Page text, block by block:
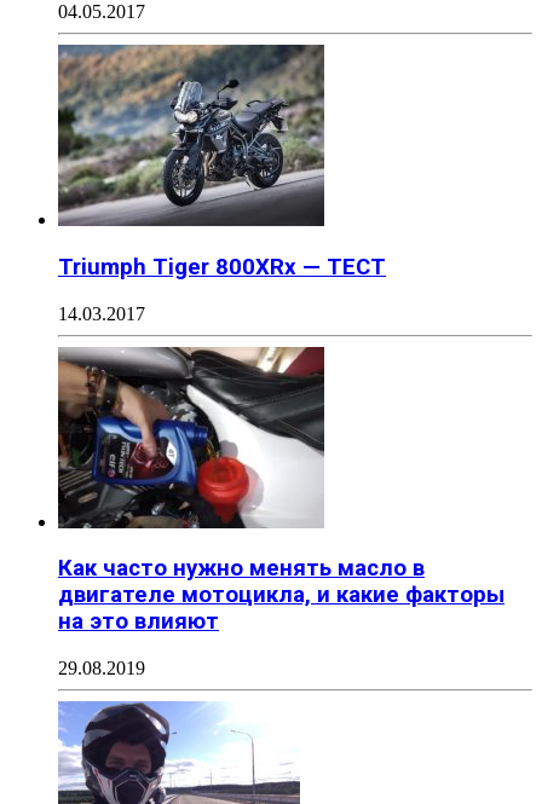
04.05.2017
Triumph Tiger 800XRx — ТЕСТ
14.03.2017
Как часто нужно менять масло в
двигателе мотоцикла, и какие факторы
на это влияют
29.08.2019